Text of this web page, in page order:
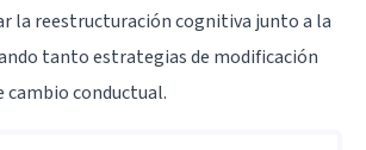
la reestructuración cognitiva junto a la
tanto estrategias de modificación
cambio conductual.